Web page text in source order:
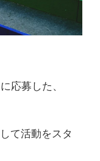
応募した、
て活動をスタ